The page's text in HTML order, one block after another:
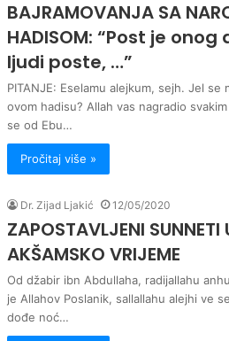
BAJRAMOVANJA SA
HADISOM: “Post je
ljudi poste, …”
PITANJE: Eselamu alejkum, sejh. Jel
ovom hadisu? Allah vas nagradio
se od Ebu…
Pročitaj više »
Dr. Zijad Ljakić 12/05/2020
ZAPOSTAVLJENI SUNNETI
AKŠAMSKO VRIJEME
Od džabir ibn Abdullaha, radijallahu
je Allahov Poslanik, sallallahu alejhi ve
dođe noć…